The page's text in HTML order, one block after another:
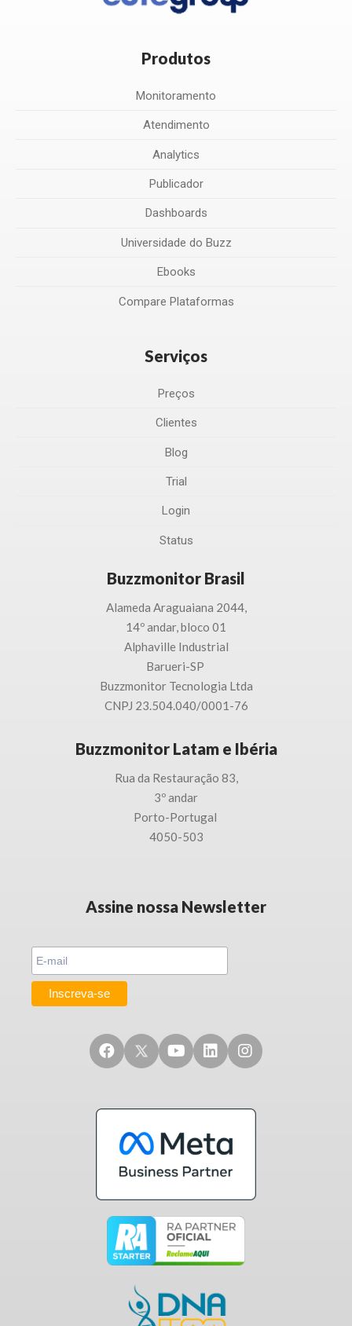
Produtos
Monitoramento
Atendimento
Analytics
Publicador
Dashboards
Universidade do Buzz
Ebooks
Compare Plataformas
Serviços
Preços
Clientes
Blog
Trial
Login
Status
Buzzmonitor Brasil
Alameda Araguaiana 2044,
14º andar, bloco 01
Alphaville Industrial
Barueri-SP
Buzzmonitor Tecnologia Ltda
CNPJ 23.504.040/0001-76
Buzzmonitor Latam e Ibéria
Rua da Restauração 83,
3º andar
Porto-Portugal
4050-503
Assine nossa Newsletter